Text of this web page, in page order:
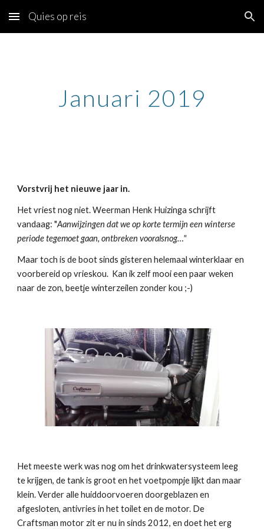
Skip to main content Skip to navigation
Quies op reis
Januari 2019
Vorstvrij het nieuwe jaar in.
Het vriest nog niet. Weerman Henk Huizinga schrijft
vandaag: "Aanwijzingen dat we op korte termijn een winterse
periode tegemoet gaan, ontbreken vooralsnog…"
Maar toch is de boot sinds gisteren helemaal winterklaar en
voorbereid op vrieskou. Kan ik zelf mooi een paar weken
naar de zon, beetje winterzeilen zonder kou ;-)
Het meeste werk was nog om het drinkwatersysteem leeg
te krijgen, de tank is groot en het voetpompje lijkt dan maar
klein. Verder alle huiddoorvoeren doorgeblazen en
afgesloten, antivries in het toilet en de motor. De
Craftsman motor zit er nu in sinds 2012, en doet het erg